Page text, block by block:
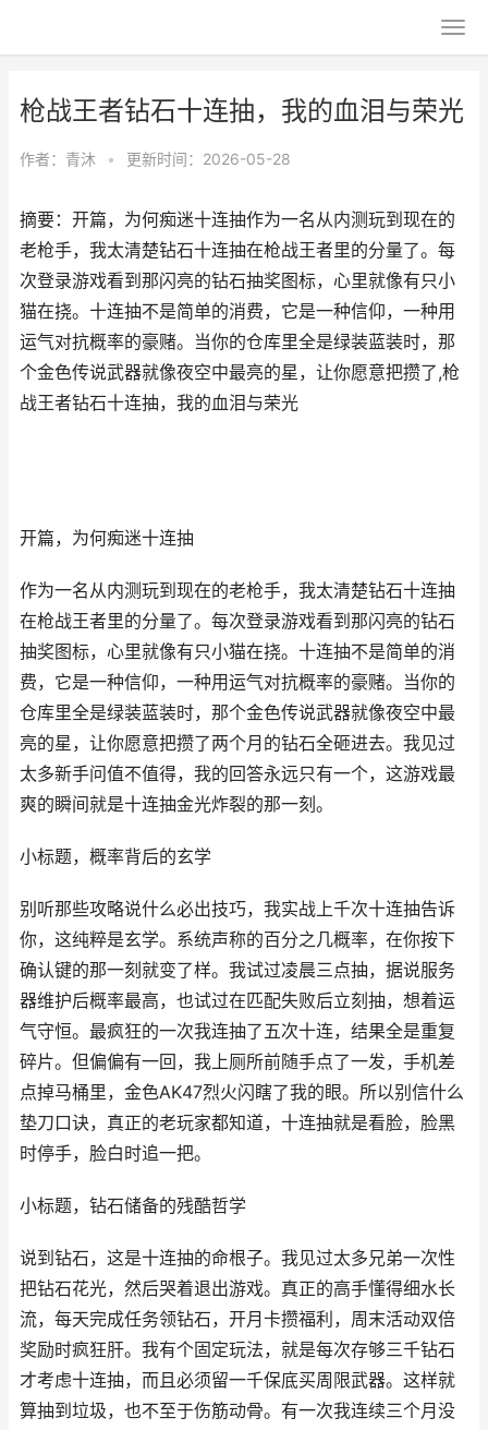
枪战王者钻石十连抽，我的血泪与荣光
作者： 青沐 • 更新时间：2026-05-28
摘要：开篇，为何痴迷十连抽作为一名从内测玩到现在的
老枪手，我太清楚钻石十连抽在枪战王者里的分量了。每
次登录游戏看到那闪亮的钻石抽奖图标，心里就像有只小
猫在挠。十连抽不是简单的消费，它是一种信仰，一种用
运气对抗概率的豪赌。当你的仓库里全是绿装蓝装时，那
个金色传说武器就像夜空中最亮的星，让你愿意把攒了,枪
战王者钻石十连抽，我的血泪与荣光
开篇，为何痴迷十连抽
作为一名从内测玩到现在的老枪手，我太清楚钻石十连抽
在枪战王者里的分量了。每次登录游戏看到那闪亮的钻石
抽奖图标，心里就像有只小猫在挠。十连抽不是简单的消
费，它是一种信仰，一种用运气对抗概率的豪赌。当你的
仓库里全是绿装蓝装时，那个金色传说武器就像夜空中最
亮的星，让你愿意把攒了两个月的钻石全砸进去。我见过
太多新手问值不值得，我的回答永远只有一个，这游戏最
爽的瞬间就是十连抽金光炸裂的那一刻。
小标题，概率背后的玄学
别听那些攻略说什么必出技巧，我实战上千次十连抽告诉
你，这纯粹是玄学。系统声称的百分之几概率，在你按下
确认键的那一刻就变了样。我试过凌晨三点抽，据说服务
器维护后概率最高，也试过在匹配失败后立刻抽，想着运
气守恒。最疯狂的一次我连抽了五次十连，结果全是重复
碎片。但偏偏有一回，我上厕所前随手点了一发，手机差
点掉马桶里，金色AK47烈火闪瞎了我的眼。所以别信什么
垫刀口诀，真正的老玩家都知道，十连抽就是看脸，脸黑
时停手，脸白时追一把。
小标题，钻石储备的残酷哲学
说到钻石，这是十连抽的命根子。我见过太多兄弟一次性
把钻石花光，然后哭着退出游戏。真正的高手懂得细水长
流，每天完成任务领钻石，开月卡攒福利，周末活动双倍
奖励时疯狂肝。我有个固定玩法，就是每次存够三千钻石
才考虑十连抽，而且必须留一千保底买周限武器。这样就
算抽到垃圾，也不至于伤筋动骨。有一次我连续三个月没